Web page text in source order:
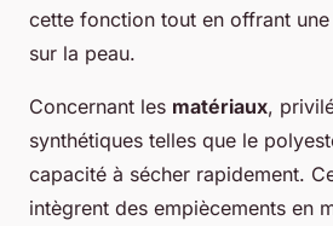
cette fonction tout en offrant
sur la peau.
Concernant les matériaux,
synthétiques telles que le
capacité à sécher rapidement.
intègrent des empiècements en